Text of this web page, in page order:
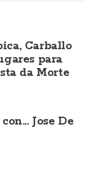
Carballo
para
da Morte
Jose De